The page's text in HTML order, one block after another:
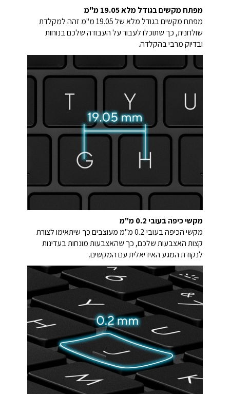
מפתח מקשים בגודל מלא 19.05 מ"מ
מפתח מקשים בגודל מלא של 19.05 מ"מ זהה למקלדת
שולחנית, כך שתוכלו לעבור על העבודה שלכם בנוחות
ובדיוק מרבי בהקלדה.
מקשי כיפה בעובי 0.2 מ"מ
מקשי הכיפה בעובי 0.2 מ"מ מעוצבים כך שיתאימו לצורת
קצות האצבעות שלכם, כך שהאצבעות מונחות בעדינות
לנקודת המגע האידיאלית עם המקשים.